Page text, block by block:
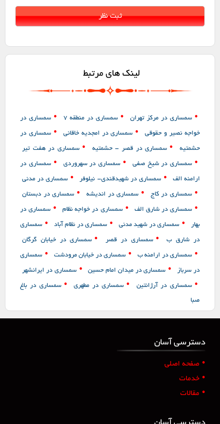
لینک های مرتبط
• سمساری در مرکز تهران • سمساری در منطقه 7 • سمساری در
خواجه نصیر و حقوقی • سمساری در امجدیه خاقانی • سمساری در
حشمتیه • سمساری در قصر - حشمتیه • سمساری در هفت تیر
• سمساری در شیخ صفی • سمساری در سهروردی • سمساری در
ارامنه الف • سمساری در شهیدقندی- نیلوفر • سمساری در مدنی
• سمساری در کاج • سمساری در اندیشه • سمساری در دبستان
• سمساری در شارق الف • سمساری در خواجه نظام • سمساری در
بهار • سمساری در شهید مدنی • سمساری در نظام آباد • سمساری
در شارق ب • سمساری در قصر • سمساری در خیابان گرگان
• سمساری در ارامنه ب • سمساری در خیابان مرودشت • سمساری
در سرباز • سمساری در میدان امام حسین • سمساری در ایرانشهر
• سمساری در آرژانتین • سمساری در مطهری • سمساری در باغ
صبا
دسترسی آسان
• صفحه اصلی
• خدمات
• مقالات